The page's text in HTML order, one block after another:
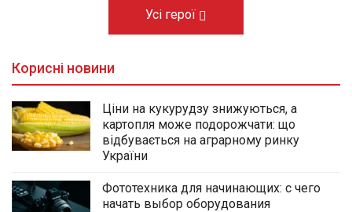
Усі герої
Корисні новини
Ціни на кукурудзу знижуються, а
картопля може подорожчати: що
відбувається на аграрному ринку
України
Фототехника для начинающих: с чего
начать выбор оборудования